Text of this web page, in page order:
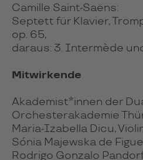
Camille Saint-Saëns:
Septett für Klavier,
op. 65,
daraus: 3. Intermède
Mitwirkende
Akademist*innen der
Orchesterakademie
Maria-Izabella Dicu,
Sónia Majewska de
Rodrigo Gonzalo